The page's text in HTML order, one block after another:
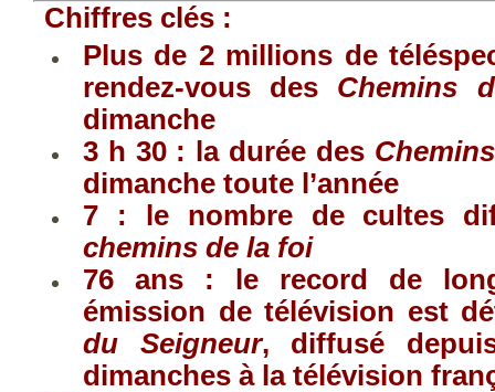
Chiffres clés :
Plus de 2 millions de
rendez-vous des Chemins
dimanche
3 h 30 : la durée des
dimanche toute l’année
7 : le nombre de cultes
chemins de la foi
76 ans : le record de
émission de télévision est
du Seigneur, diffusé
dimanches à la télévision